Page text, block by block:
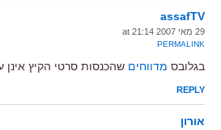
assafTV
29 מאי 2007 at 21:14
PERMALINK
בגלובס מדווחים שהכנסות סרטי הקיץ אינן
REPLY
אורון